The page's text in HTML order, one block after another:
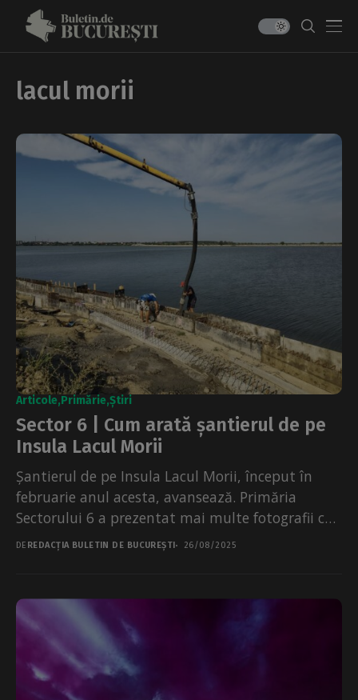
lacul morii
Articole Primărie Știri
Sector 6 | Cum arată șantierul de pe
Insula Lacul Morii
Șantierul de pe Insula Lacul Morii, început în
februarie anul acesta, avansează. Primăria
Sectorului 6 a prezentat mai multe fotografii cu
stadiul lucrărilor....
DE REDACȚIA BULETIN DE BUCUREȘTI 26/08/2025